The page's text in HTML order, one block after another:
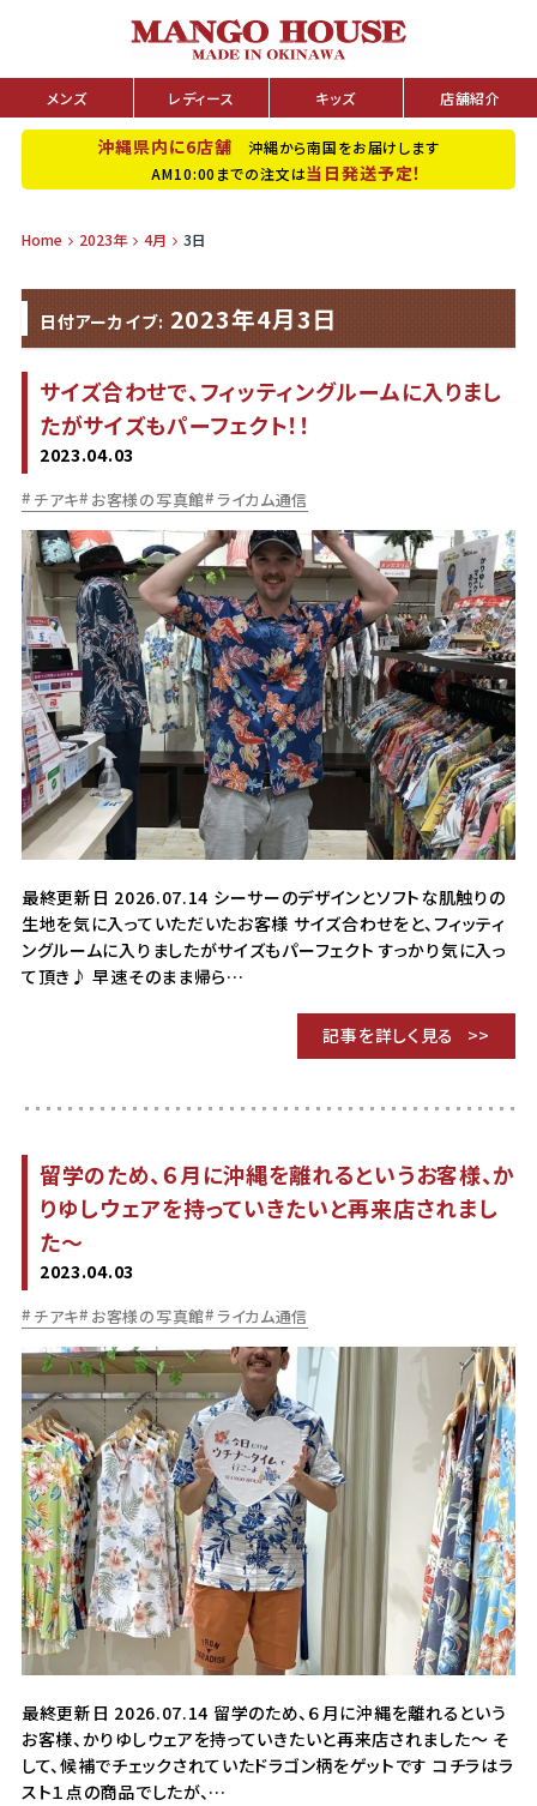
メンズ レディース キッズ 店舗紹介
沖縄県内に6店舗 沖縄から南国をお届けします
AM10:00までの注文は当日発送予定！
Home 2023年 4月 3日
日付アーカイブ: 2023年4月3日
サイズ合わせで、フィッティングルームに入りまし
たがサイズもパーフェクト！！
2023.04.03
チアキ お客様の写真館 ライカム通信
最終更新日 2026.07.14 シーサーのデザインとソフトな肌触りの
生地を気に入っていただいたお客様 サイズ合わせをと、フィッティ
ングルームに入りましたがサイズもパーフェクト すっかり気に入っ
て頂き♪ 早速そのまま帰ら…
記事を詳しく見る
留学のため、６月に沖縄を離れるというお客様、か
りゆしウェアを持っていきたいと再来店されまし
た〜
2023.04.03
チアキ お客様の写真館 ライカム通信
最終更新日 2026.07.14 留学のため、６月に沖縄を離れるという
お客様、かりゆしウェアを持っていきたいと再来店されました〜 そ
して、候補でチェックされていたドラゴン柄をゲットです コチラはラ
スト１点の商品でしたが、…